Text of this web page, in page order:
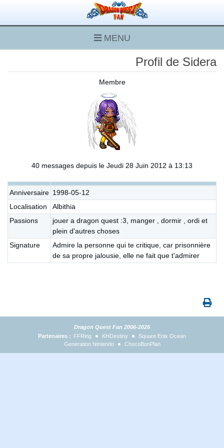
MENU
Profil de Sidera
Membre
40 messages depuis le Jeudi 28 Juin 2012 à 13:13
Anniversaire 1998-05-12
Localisation
Albithia
Passions
jouer a dragon quest :3, manger , dormir , ordi et
plein d'autres choses
Signature
Admire la personne qui te critique, car prisonnière
de sa propre jalousie, elle ne fait que t'admirer
Dragon Quest Fan 2006-2026
Partenaires : FFRing KHDestiny
Square Enix Ocean
Generation Nintendo
ChocoBonPlan